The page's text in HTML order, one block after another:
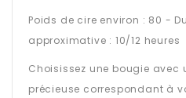
Poids de cire environ : 80 -
approximative : 10/12 heures
Choisissez une bougie avec
précieuse correspondant à